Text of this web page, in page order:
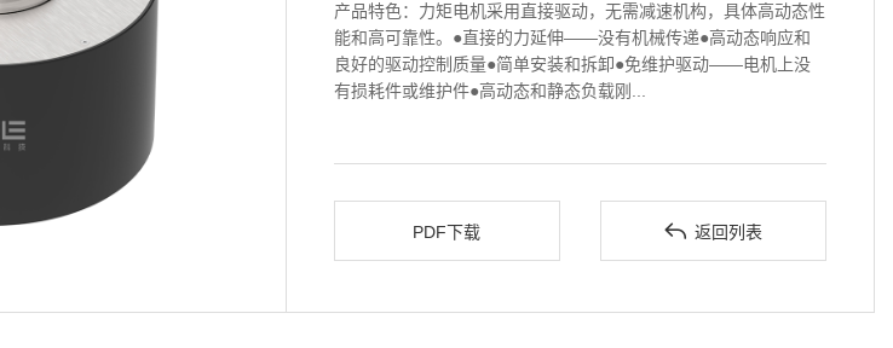
产品特色：力矩电机采用直接驱动，无需减速机构，具体高动态性
能和高可靠性。●直接的力延伸——没有机械传递●高动态响应和
良好的驱动控制质量●简单安装和拆卸●免维护驱动——电机上没
有损耗件或维护件●高动态和静态负载刚...
PDF下载  返回列表